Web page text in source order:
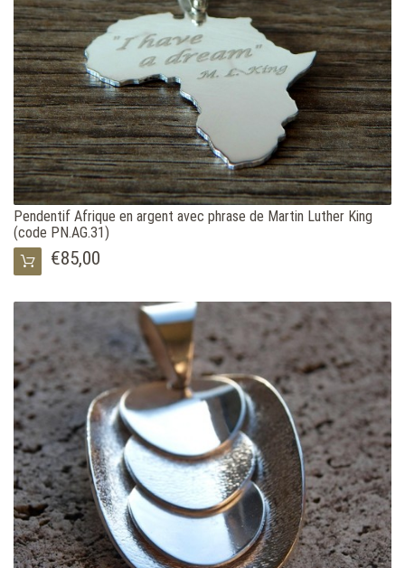
Pendentif Afrique en argent avec phrase de Martin Luther King
(code PN.AG.31)
€85,00